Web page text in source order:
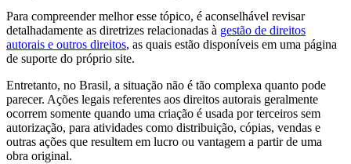
Para compreender melhor esse tópico, é aconselhável revisar
detalhadamente as diretrizes relacionadas à gestão de direitos
autorais e outros direitos, as quais estão disponíveis em uma página
de suporte do próprio site.
Entretanto, no Brasil, a situação não é tão complexa quanto pode
parecer. Ações legais referentes aos direitos autorais geralmente
ocorrem somente quando uma criação é usada por terceiros sem
autorização, para atividades como distribuição, cópias, vendas e
outras ações que resultem em lucro ou vantagem a partir de uma
obra original.